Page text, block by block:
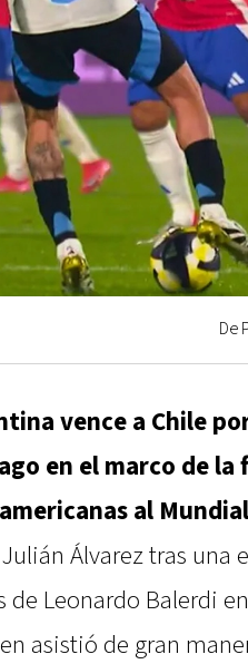
De
vence a Chile
en el marco de la
al
Álvarez tras una
de Leonardo Balerdi
asistió de gran